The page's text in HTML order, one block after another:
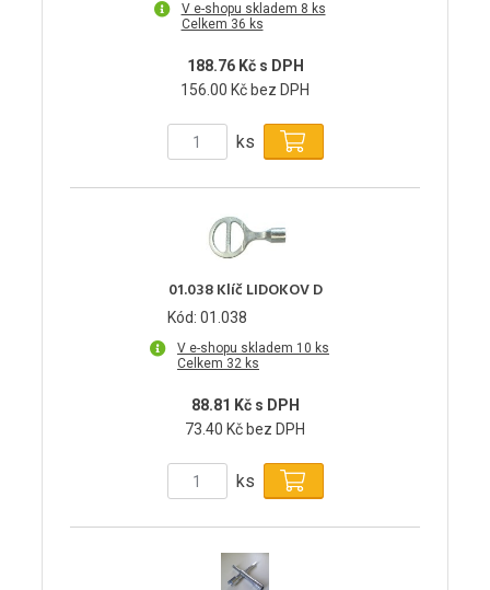
V e-shopu skladem 8 ks
Celkem 36 ks
188.76 Kč s DPH
156.00 Kč bez DPH
ks
01.038 Klíč LIDOKOV D
Kód: 01.038
V e-shopu skladem 10 ks
Celkem 32 ks
88.81 Kč s DPH
73.40 Kč bez DPH
ks